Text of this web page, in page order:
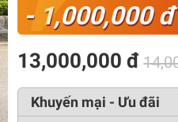
- 1,000,000 đ
13,000,000 đ
Khuyến mại - Ưu đãi